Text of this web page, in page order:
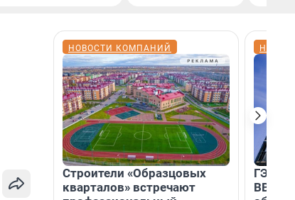
НОВОСТИ КОМПАНИЙ
Строители «Образцовых
кварталов» встречают
ГЭС,
ВВП: в